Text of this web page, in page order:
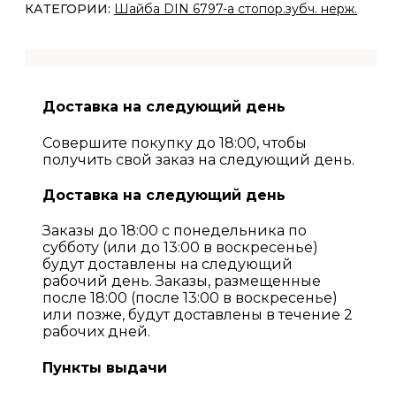
КАТЕГОРИИ: Шайба DIN 6797-a стопор.зубч. нерж.
Доставка на следующий день
Совершите покупку до 18:00, чтобы
получить свой заказ на следующий день.
Доставка на следующий день
Заказы до 18:00 с понедельника по
субботу (или до 13:00 в воскресенье)
будут доставлены на следующий
рабочий день. Заказы, размещенные
после 18:00 (после 13:00 в воскресенье)
или позже, будут доставлены в течение 2
рабочих дней.
Пункты выдачи